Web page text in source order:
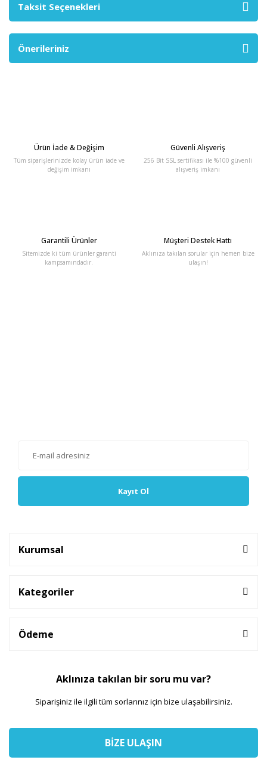
Taksit Seçenekleri
Önerileriniz
Ürün İade & Değişim
Tüm siparişlerinizde kolay ürün iade ve
değişim imkanı
Güvenli Alışveriş
256 Bit SSL sertifikası ile %100 güvenli
alışveriş imkanı
Garantili Ürünler
Sitemizde ki tüm ürünler garanti
kampsamındadır.
Müşteri Destek Hattı
Aklınıza takılan sorular için hemen bize
ulaşın!
Kayıt Ol
Kurumsal
Kategoriler
Ödeme
Aklınıza takılan bir soru mu var?
Siparişiniz ile ilgili tüm sorlarınız için bize ulaşabilirsiniz.
BİZE ULAŞIN